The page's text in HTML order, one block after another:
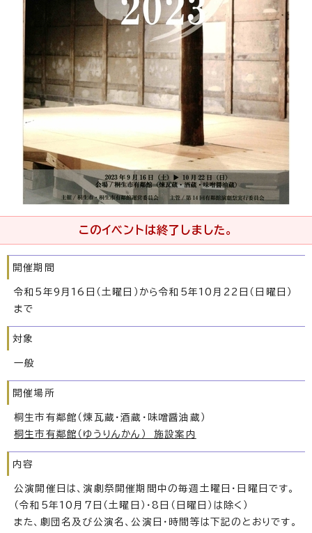
このイベントは終了しました。
開催期間
令和5年9月16日（土曜日）から令和5年10月22日（日曜日）
まで
対象
一般
開催場所
桐生市有鄰館（煉瓦蔵・酒蔵・味噌醤油蔵）
桐生市有鄰館（ゆうりんかん） 施設案内
内容
公演開催日は、演劇祭開催期間中の毎週土曜日・日曜日です。
（令和5年10月7日（土曜日）・8日（日曜日）は除く）
また、劇団名及び公演名、公演日・時間等は下記のとおりです。